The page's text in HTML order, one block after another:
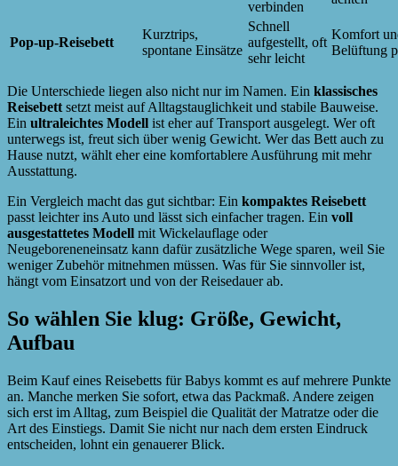
verbinden
Pop-up-Reisebett
Kurztrips,
spontane Einsätze
Schnell
aufgestellt, oft
sehr leicht
Komfort
Belüftung
Die Unterschiede liegen also nicht nur im Namen. Ein klassisches
Reisebettsetzt meist auf Alltagstauglichkeit und stabile Bauweise.
Ein ultraleichtes Modell ist eher auf Transport ausgelegt. Wer oft
unterwegs ist, freut sich über wenig Gewicht. Wer das Bett auch zu
Hause nutzt, wählt eher eine komfortablere Ausführung mit mehr
Ausstattung.
Ein Vergleich macht das gut sichtbar: Ein kompaktes Reisebett
passt leichter ins Auto und lässt sich einfacher tragen. Ein voll
ausgestattetes Modell mit Wickelauflage oder
Neugeboreneneinsatz kann dafür zusätzliche Wege sparen, weil Sie
weniger Zubehör mitnehmen müssen. Was für Sie sinnvoller ist,
hängt vom Einsatzort und von der Reisedauer ab.
So wählen Sie klug: Größe, Gewicht,
Aufbau
Beim Kauf eines Reisebetts für Babys kommt es auf mehrere Punkte
an. Manche merken Sie sofort, etwa das Packmaß. Andere zeigen
sich erst im Alltag, zum Beispiel die Qualität der Matratze oder die
Art des Einstiegs. Damit Sie nicht nur nach dem ersten Eindruck
entscheiden, lohnt ein genauerer Blick.